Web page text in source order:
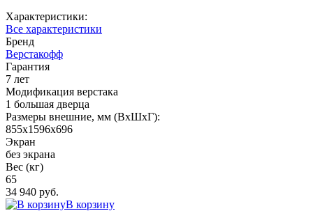
Характеристики:
Все характеристики
Бренд
Верстакофф
Гарантия
7 лет
Модификация верстака
1 большая дверца
Размеры внешние, мм (ВхШхГ):
855x1596x696
Экран
без экрана
Вес (кг)
65
34 940 руб.
В корзину